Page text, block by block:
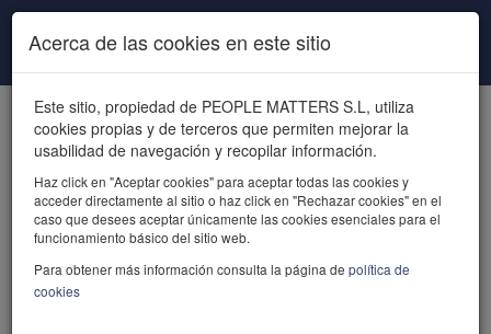
Pasar al contenido principal
powered by talent
Acerca de las cookies en este sitio
Este sitio, propiedad de PEOPLE MATTERS S.L, utiliza
cookies propias y de terceros que permiten mejorar la
usabilidad de navegación y recopilar información.
Haz click en "Aceptar cookies" para aceptar todas las cookies y
acceder directamente al sitio o haz click en "Rechazar cookies" en el
caso que desees aceptar únicamente las cookies esenciales para el
funcionamiento básico del sitio web.
Para obtener más información consulta la página de política de
cookies